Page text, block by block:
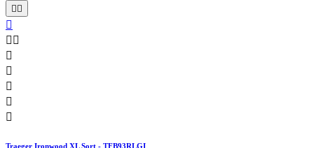
 

 





Traeger Ironwood XL Sort - TFB93RLGI